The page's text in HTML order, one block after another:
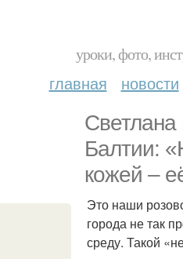
уроки, фото,
главная новости
Балтии:
кожей –
Это наши
города не так
среду. Такой